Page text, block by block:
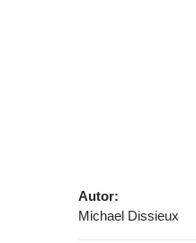
Autor:
Michael Dissieux